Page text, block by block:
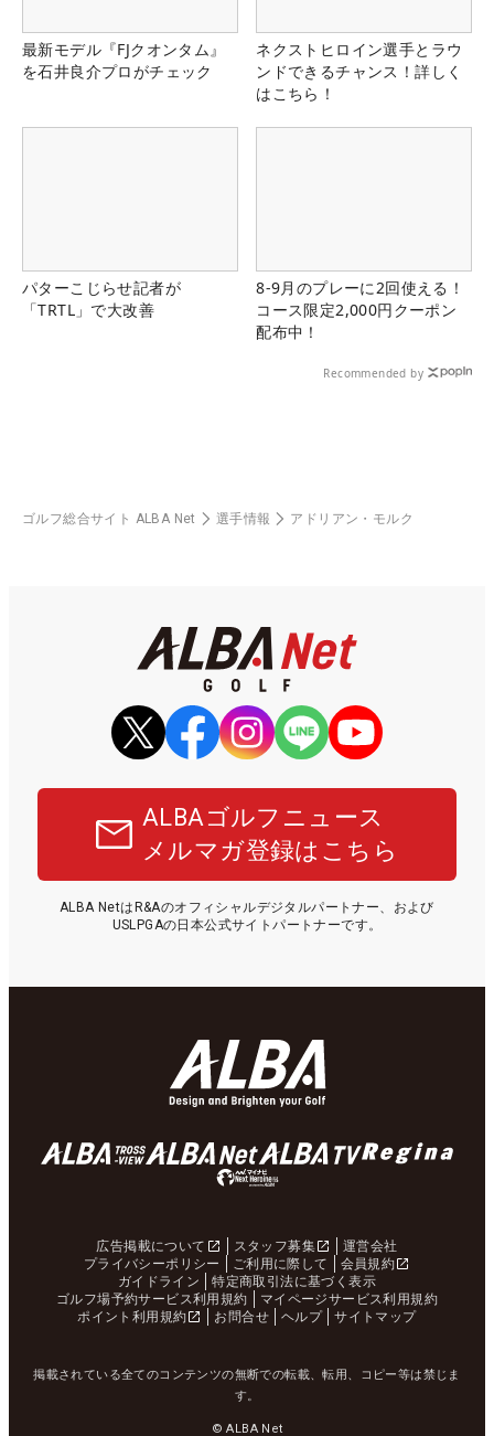
最新モデル『FJクオンタム』
を石井良介プロがチェック
ネクストヒロイン選手とラウ
ンドできるチャンス！詳しく
はこちら！
パターこじらせ記者が
「TRTL」で大改善
8-9月のプレーに2回使える！
コース限定2,000円クーポン
配布中！
Recommended by
ゴルフ総合サイト ALBA Net 選手情報 アドリアン・モルク
ALBAゴルフニュース
メルマガ登録はこちら
ALBA NetはR&Aのオフィシャルデジタルパートナー、および
USLPGAの日本公式サイトパートナーです。
広告掲載について スタッフ募集
運営会社
プライバシーポリシー
ご利用に際して
会員規約
ガイドライン
特定商取引法に基づく表示
ゴルフ場予約サービス利用規約
マイページサービス利用規約
ポイント利用規約
お問合せ ヘルプ サイトマップ
掲載されている全てのコンテンツの無断での転載、転用、コピー等は禁じま
す。
© ALBA Net